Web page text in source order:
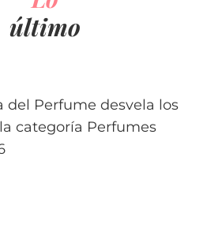
último
del Perfume desvela los
categoría Perfumes